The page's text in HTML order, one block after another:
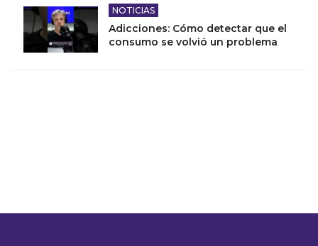
NOTICIAS
Adicciones: Cómo detectar que el
consumo se volvió un problema